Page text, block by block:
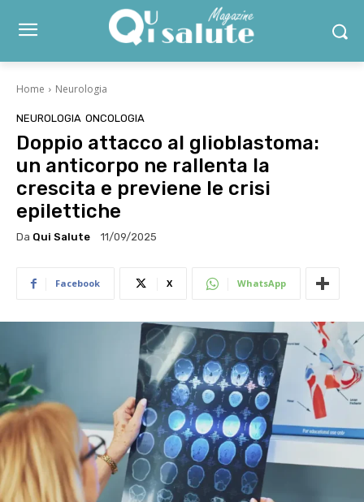
Home Neurologia
NEUROLOGIA ONCOLOGIA
Doppio attacco al glioblastoma:
un anticorpo ne rallenta la
crescita e previene le crisi
epilettiche
Da Qui Salute 11/09/2025
Facebook X WhatsApp